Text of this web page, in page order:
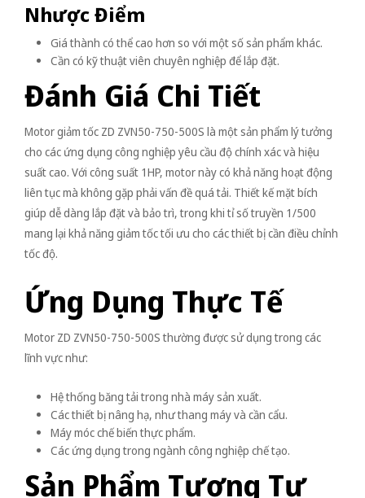
Nhược Điểm
Giá thành có thể cao hơn so với một số sản phẩm khác.
Cần có kỹ thuật viên chuyên nghiệp để lắp đặt.
Đánh Giá Chi Tiết
Motor giảm tốc ZD ZVN50-750-500S là một sản phẩm lý tưởng
cho các ứng dụng công nghiệp yêu cầu độ chính xác và hiệu
suất cao. Với công suất 1HP, motor này có khả năng hoạt động
liên tục mà không gặp phải vấn đề quá tải. Thiết kế mặt bích
giúp dễ dàng lắp đặt và bảo trì, trong khi tỉ số truyền 1/500
mang lại khả năng giảm tốc tối ưu cho các thiết bị cần điều chỉnh
tốc độ.
Ứng Dụng Thực Tế
Motor ZD ZVN50-750-500S thường được sử dụng trong các
lĩnh vực như:
Hệ thống băng tải trong nhà máy sản xuất.
Các thiết bị nâng hạ, như thang máy và cần cẩu.
Máy móc chế biến thực phẩm.
Các ứng dụng trong ngành công nghiệp chế tạo.
Sản Phẩm Tương Tự